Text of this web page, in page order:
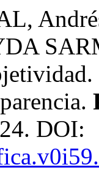
DOI: